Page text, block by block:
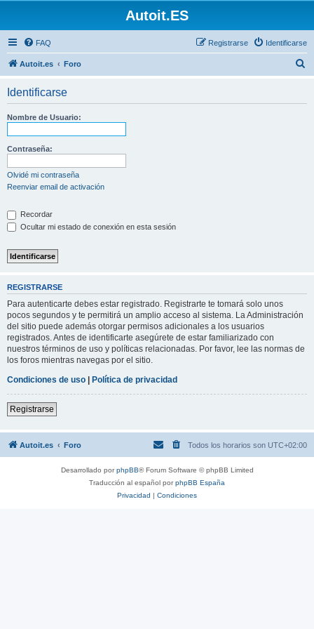
Autoit.ES
FAQ Identificarse
Registrarse
Autoit.es Foro
Identificarse
Nombre de Usuario:
Contraseña:
Olvidé mi contraseña
Reenviar email de activación
Recordar
Ocultar mi estado de conexión en esta sesión
REGISTRARSE
Para autenticarte debes estar registrado. Registrarte te tomará solo unos
pocos segundos y te permitirá un amplio acceso al sistema. La Administración
del sitio puede además otorgar permisos adicionales a los usuarios
registrados. Antes de identificarte asegúrete de estar familiarizado con
nuestros términos de uso y políticas relacionadas. Por favor, lee las normas de
los foros mientras navegas por el sitio.
Condiciones de uso | Política de privacidad
Registrarse
Autoit.es Foro Todos los horarios son UTC+02:00
Desarrollado porphpBB® Forum Software © phpBB Limited
Traducción al español porphpBB España
Privacidad | Condiciones